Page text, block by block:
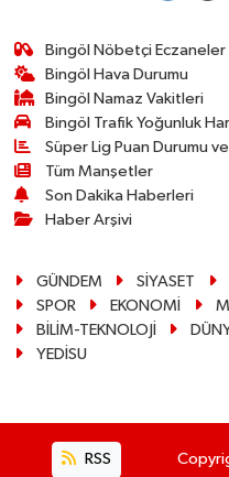
Bingöl Nöbetçi Eczaneler
Bingöl Hava Durumu
Bingöl Namaz Vakitleri
Bingöl Trafik Yoğunluk
Süper Lig Puan Durumu
Tüm Manşetler
Son Dakika Haberleri
Haber Arşivi
GÜNDEM SİYASET
SPOR
EKONOMİ
BİLİM-TEKNOLOJİ
YEDİSU
RSS